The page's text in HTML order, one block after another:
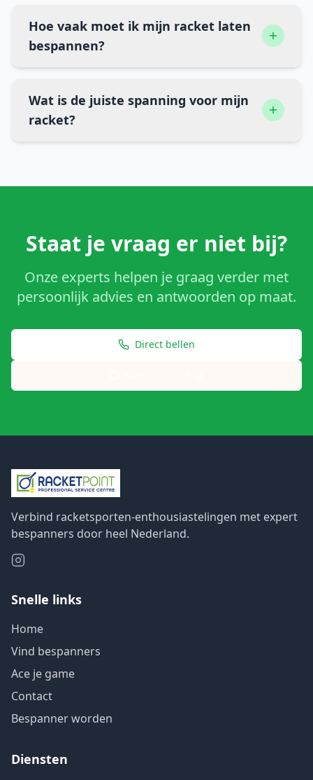
Hoe vaak moet ik mijn racket laten
bespannen?
Wat is de juiste spanning voor mijn
racket?
Staat je vraag er niet bij?
Onze experts helpen je graag verder met
persoonlijk advies en antwoorden op maat.
Direct bellen
Verbind racketsporten-enthousiastelingen met expert
bespanners door heel Nederland.
Snelle links
Home
Vind bespanners
Ace je game
Contact
Bespanner worden
Diensten